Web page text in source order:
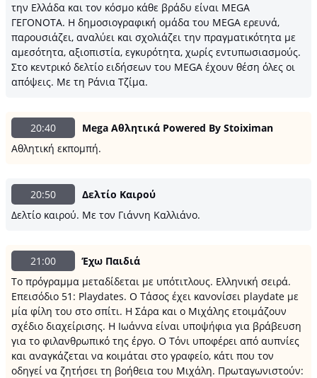
την Ελλάδα και τον κόσμο κάθε βράδυ είναι MEGA
ΓΕΓΟΝΟΤΑ. Η δημοσιογραφική ομάδα του MEGA ερευνά,
παρουσιάζει, αναλύει και σχολιάζει την πραγματικότητα με
αμεσότητα, αξιοπιστία, εγκυρότητα, χωρίς εντυπωσιασμούς.
Στο κεντρικό δελτίο ειδήσεων του MEGA έχουν θέση όλες οι
απόψεις. Mε τη Ράνια Τζίμα.
20:40
Mega Αθλητικά Powered By Stoiximan
Αθλητική εκπομπή.
20:50
Δελτίο Καιρού
Δελτίο καιρού. Με τον Γιάννη Καλλιάνο.
21:00
Έχω Παιδιά
Το πρόγραμμα μεταδίδεται με υπότιτλους. Ελληνική σειρά.
Επεισόδιο 51: Playdates. Ο Τάσος έχει κανονίσει playdate με
μία φίλη του στο σπίτι. Η Σάρα και ο Μιχάλης ετοιμάζουν
σχέδιο διαχείρισης. Η Ιωάννα είναι υποψήφια για βράβευση
για το φιλανθρωπικό της έργο. Ο Τόνι υποφέρει από αυπνίες
και αναγκάζεται να κοιμάται στο γραφείο, κάτι που τον
οδηγεί να ζητήσει τη βοήθεια του Μιχάλη. Πρωταγωνιστούν: